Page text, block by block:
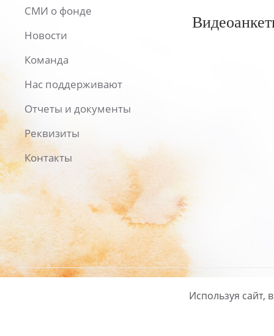
СМИ о фонде
Новости
Команда
Нас поддерживают
Отчеты и документы
Реквизиты
Контакты
Политика
Используя сайт,